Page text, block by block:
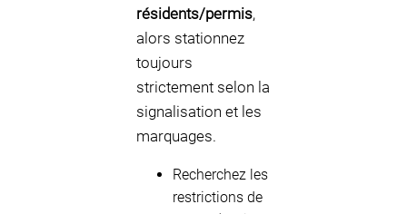
résidents/permis,
alors stationnez
toujours
strictement selon la
signalisation et les
marquages.
Recherchez les
restrictions de